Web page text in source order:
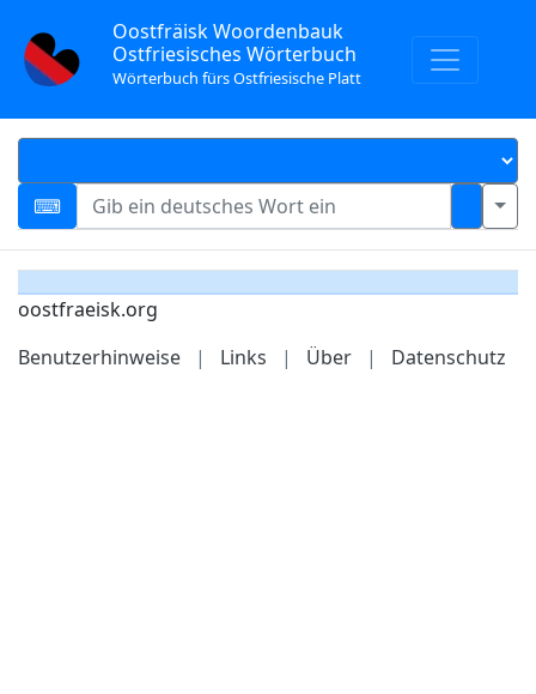
Oostfräisk Woordenbauk
Ostfriesisches Wörterbuch
Wörterbuch fürs Ostfriesische Platt
oostfraeisk.org
Benutzerhinweise
| Links | Über | Datenschutz